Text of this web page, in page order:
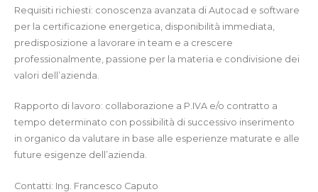
Requisiti richiesti: conoscenza avanzata di Autocad e software
per la certificazione energetica, disponibilità immediata,
predisposizione a lavorare in team e a crescere
professionalmente, passione per la materia e condivisione dei
valori dell’azienda.
Rapporto di lavoro: collaborazione a P.IVA e/o contratto a
tempo determinato con possibilità di successivo inserimento
in organico da valutare in base alle esperienze maturate e alle
future esigenze dell’azienda.
Contatti: Ing. Francesco Caputo